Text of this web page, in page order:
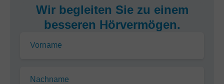
Wir begleiten Sie zu einem
besseren Hörvermögen.
Vorname
Nachname